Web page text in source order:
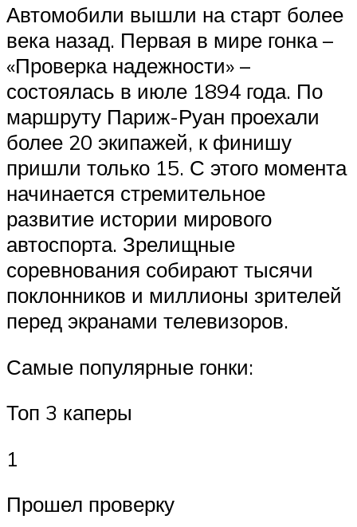
Автомобили вышли на старт более
века назад. Первая в мире гонка –
«Проверка надежности» –
состоялась в июле 1894 года. По
маршруту Париж-Руан проехали
более 20 экипажей, к финишу
пришли только 15. С этого момента
начинается стремительное
развитие истории мирового
автоспорта. Зрелищные
соревнования собирают тысячи
поклонников и миллионы зрителей
перед экранами телевизоров.
Самые популярные гонки:
Топ 3 каперы
1
Прошел проверку